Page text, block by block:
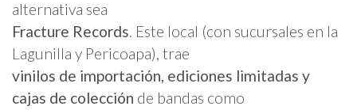
alternativa sea
Fracture Records. Este local (con sucursales en la
Lagunilla y Pericoapa), trae
vinilos de importación, ediciones limitadas y
cajas de colección de bandas como